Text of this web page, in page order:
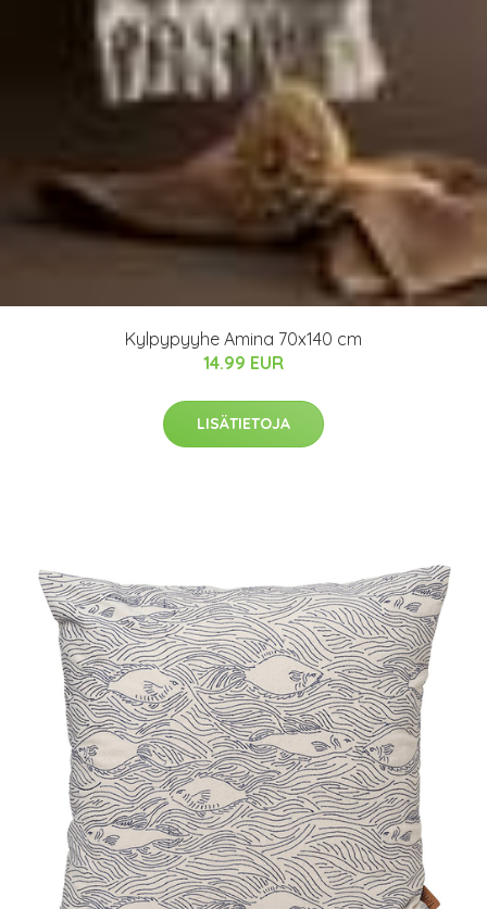
Kylpypyyhe Amina 70x140 cm
14.99 EUR
LISÄTIETOJA